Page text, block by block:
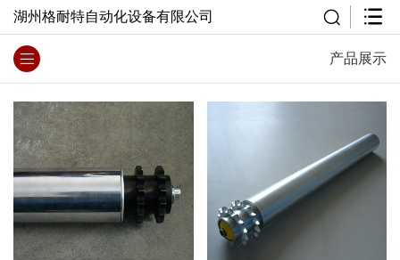
湖州格耐特自动化设备有限公司
产品展示